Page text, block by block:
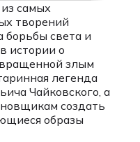
самых
творений
борьбы света и
истории о
злым
легенда
Чайковского, а
создать
образы